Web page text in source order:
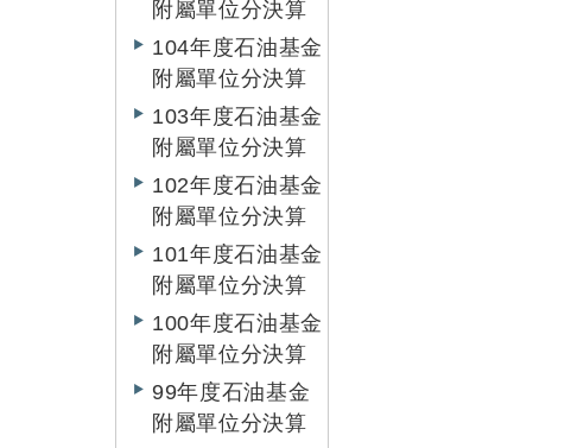
附屬單位分決算
104年度石油基金
附屬單位分決算
103年度石油基金
附屬單位分決算
102年度石油基金
附屬單位分決算
101年度石油基金
附屬單位分決算
100年度石油基金
附屬單位分決算
99年度石油基金
附屬單位分決算